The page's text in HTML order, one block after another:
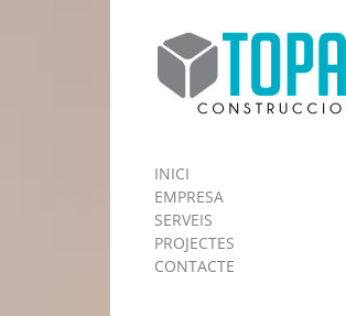
INICI
EMPRESA
SERVEIS
PROJECTES
CONTACTE